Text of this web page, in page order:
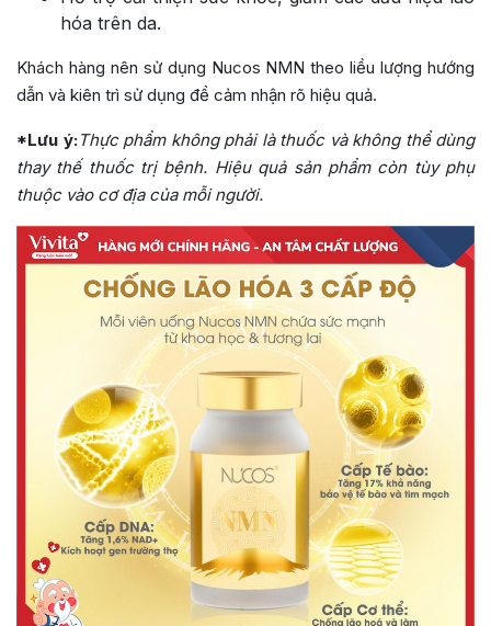
hóa trên da.
Khách hàng nên sử dụng Nucos NMN theo liều lượng hướng
dẫn và kiên trì sử dụng để cảm nhận rõ hiệu quả.
*Lưu ý:Thực phẩm không phải là thuốc và không thể dùng
thay thế thuốc trị bệnh. Hiệu quả sản phẩm còn tùy phụ
thuộc vào cơ địa của mỗi người.